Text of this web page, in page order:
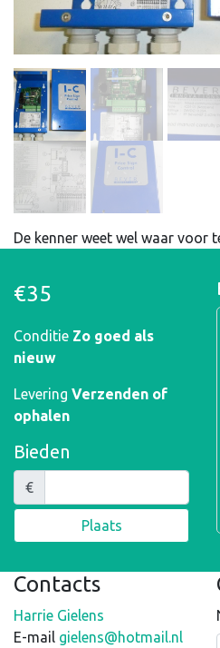
De kenner weet wel waar voor
€35
Conditie Zo goed als
nieuw
Levering Verzenden of
ophalen
Bieden
€
Plaats
Contacts
Harrie Gielens
E-mail gielens@hotmail.nl